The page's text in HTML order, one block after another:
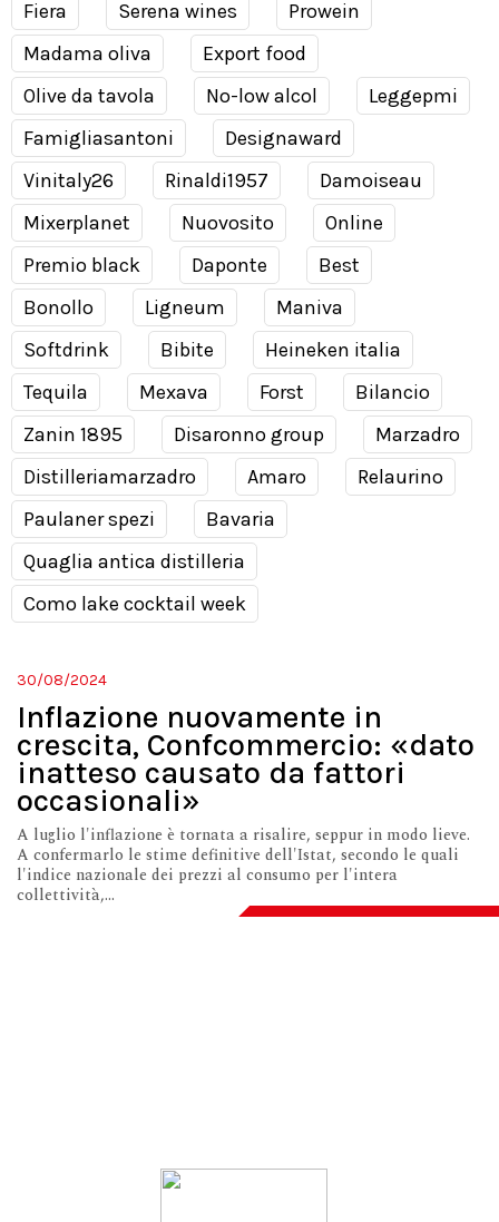
Fiera
Serena wines
Prowein
Madama oliva
Export food
Olive da tavola
No-low alcol
Leggepmi
Famigliasantoni
Designaward
Vinitaly26
Rinaldi1957
Damoiseau
Mixerplanet
Nuovosito
Online
Premio black
Daponte
Best
Bonollo
Ligneum
Maniva
Softdrink
Bibite
Heineken italia
Tequila
Mexava Forst
Bilancio
Zanin 1895
Disaronno group
Marzadro
Distilleriamarzadro
Amaro
Relaurino
Paulaner spezi
Bavaria
Quaglia antica distilleria
Como lake cocktail week
30/08/2024
Inflazione nuovamente in
crescita, Confcommercio: «dato
inatteso causato da fattori
occasionali»
A luglio l'inflazione è tornata a risalire, seppur in modo lieve.
A confermarlo le stime definitive dell'Istat, secondo le quali
l'indice nazionale dei prezzi al consumo per l'intera
collettività,...